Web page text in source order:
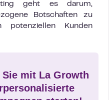
geht es darum,
Botschaften zu
Kunden
mit La Growth